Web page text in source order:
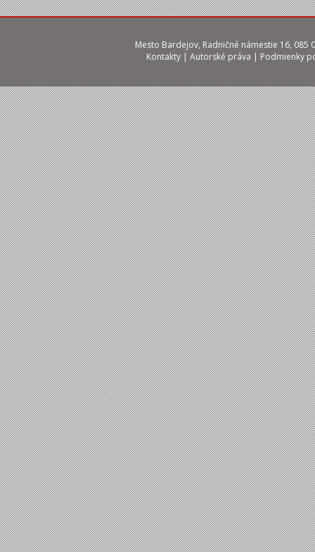
Mesto Bardejov, Radničné námestie 16, 085
Kontakty | Autorské práva | Podmienky